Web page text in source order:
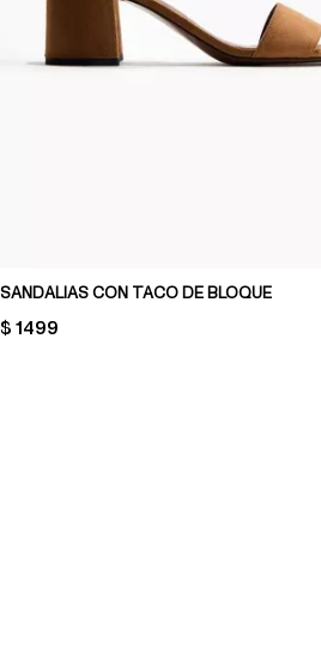
SANDALIAS CON TACO DE BLOQUE
PRICE:
$ 1499